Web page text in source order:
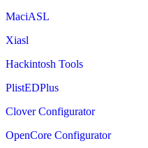
MaciASL
Xiasl
Hackintosh Tools
PlistEDPlus
Clover Configurator
OpenCore Configurator